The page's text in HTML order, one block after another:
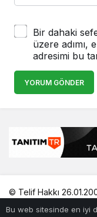
Bir dahaki
üzere adımı,
adresimi bu
YORUM GÖNDER
Bu web sitesinde en iyi
© Telif Hakkı
eshaber,kadın,